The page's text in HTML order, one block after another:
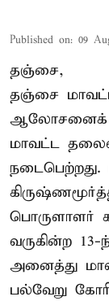
Published on: 09
தஞ்சை,
தஞ்சை
ஆலோசனைக்
மாவட்ட
பொருளாளர்
வருகின்ற 13-
அனைத்து
பல்வேறு